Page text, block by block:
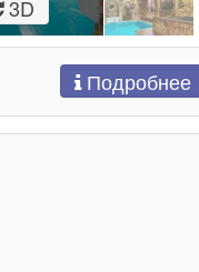
3D
Подробнее